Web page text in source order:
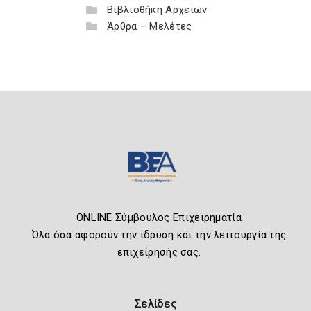
Βιβλιοθήκη Αρχείων
Άρθρα – Μελέτες
ONLINE Σύμβουλος Επιχειρηματία
Όλα όσα αφορούν την ίδρυση και την λειτουργία της
επιχείρησής σας.
Σελίδες